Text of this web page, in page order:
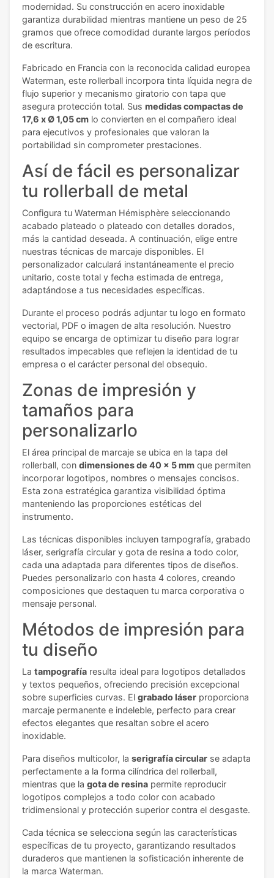
modernidad. Su construcción en acero inoxidable
garantiza durabilidad mientras mantiene un peso de 25
gramos que ofrece comodidad durante largos períodos
de escritura.
Fabricado en Francia con la reconocida calidad europea
Waterman, este rollerball incorpora tinta líquida negra de
flujo superior y mecanismo giratorio con tapa que
asegura protección total. Sus medidas compactas de
17,6 x Ø 1,05 cm lo convierten en el compañero ideal
para ejecutivos y profesionales que valoran la
portabilidad sin comprometer prestaciones.
Así de fácil es personalizar
tu rollerball de metal
Configura tu Waterman Hémisphère seleccionando
acabado plateado o plateado con detalles dorados,
más la cantidad deseada. A continuación, elige entre
nuestras técnicas de marcaje disponibles. El
personalizador calculará instantáneamente el precio
unitario, coste total y fecha estimada de entrega,
adaptándose a tus necesidades específicas.
Durante el proceso podrás adjuntar tu logo en formato
vectorial, PDF o imagen de alta resolución. Nuestro
equipo se encarga de optimizar tu diseño para lograr
resultados impecables que reflejen la identidad de tu
empresa o el carácter personal del obsequio.
Zonas de impresión y
tamaños para
personalizarlo
El área principal de marcaje se ubica en la tapa del
rollerball, con dimensiones de 40 x 5 mm que permiten
incorporar logotipos, nombres o mensajes concisos.
Esta zona estratégica garantiza visibilidad óptima
manteniendo las proporciones estéticas del
instrumento.
Las técnicas disponibles incluyen tampografía, grabado
láser, serigrafía circular y gota de resina a todo color,
cada una adaptada para diferentes tipos de diseños.
Puedes personalizarlo con hasta 4 colores, creando
composiciones que destaquen tu marca corporativa o
mensaje personal.
Métodos de impresión para
tu diseño
La tampografía resulta ideal para logotipos detallados
y textos pequeños, ofreciendo precisión excepcional
sobre superficies curvas. El grabado láser proporciona
marcaje permanente e indeleble, perfecto para crear
efectos elegantes que resaltan sobre el acero
inoxidable.
Para diseños multicolor, la serigrafía circular se adapta
perfectamente a la forma cilíndrica del rollerball,
mientras que la gota de resina permite reproducir
logotipos complejos a todo color con acabado
tridimensional y protección superior contra el desgaste.
Cada técnica se selecciona según las características
específicas de tu proyecto, garantizando resultados
duraderos que mantienen la sofisticación inherente de
la marca Waterman.